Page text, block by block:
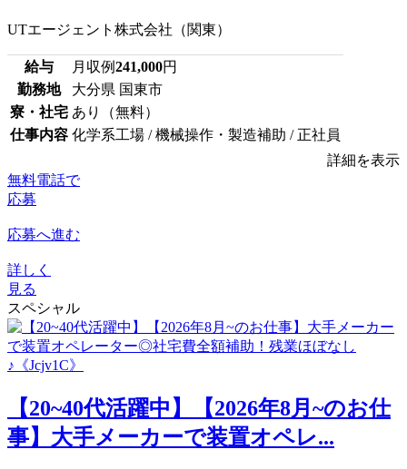
UTエージェント株式会社（関東）
給与 月収例241,000円
勤務地
大分県 国東市
寮・社宅 あり（無料）
仕事内容 化学系工場 / 機械操作・製造補助 / 正社員
詳細を表示
無料電話で
応募
応募へ進む
詳しく
見る
スペシャル
【20~40代活躍中】【2026年8月~のお仕
事】大手メーカーで装置オペレ...